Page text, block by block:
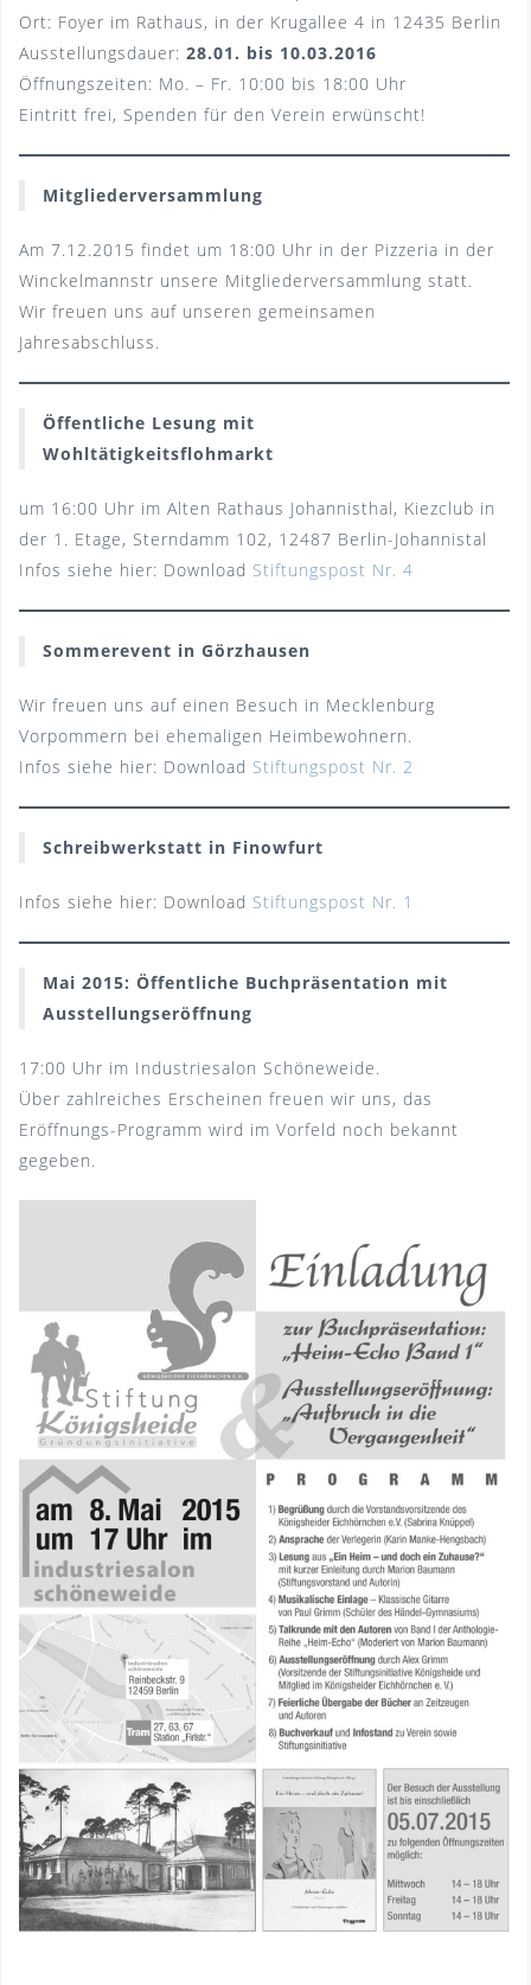
Ort: Foyer im Rathaus, in der Krugallee 4 in 12435 Berlin
Ausstellungsdauer: 28.01. bis 10.03.2016
Öffnungszeiten: Mo. – Fr. 10:00 bis 18:00 Uhr
Eintritt frei, Spenden für den Verein erwünscht!
Mitgliederversammlung
Am 7.12.2015 findet um 18:00 Uhr in der Pizzeria in der
Winckelmannstr unsere Mitgliederversammlung statt.
Wir freuen uns auf unseren gemeinsamen
Jahresabschluss.
Öffentliche Lesung mit
Wohltätigkeitsflohmarkt
um 16:00 Uhr im Alten Rathaus Johannisthal, Kiezclub in
der 1. Etage, Sterndamm 102, 12487 Berlin-Johannistal
Infos siehe hier: Download Stiftungspost Nr. 4
Sommerevent in Görzhausen
Wir freuen uns auf einen Besuch in Mecklenburg
Vorpommern bei ehemaligen Heimbewohnern.
Infos siehe hier: Download Stiftungspost Nr. 2
Schreibwerkstatt in Finowfurt
Infos siehe hier: Download Stiftungspost Nr. 1
Mai 2015: Öffentliche Buchpräsentation mit
Ausstellungseröffnung
17:00 Uhr im Industriesalon Schöneweide.
Über zahlreiches Erscheinen freuen wir uns, das
Eröffnungs-Programm wird im Vorfeld noch bekannt
gegeben.